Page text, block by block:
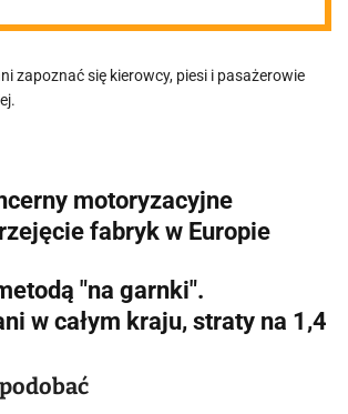
kolejny
w
zapoznać się kierowcy, piesi i pasażerowie
motoryzacyjne
fabryk w Europie
"na garnki".
w całym kraju, straty na 1,4